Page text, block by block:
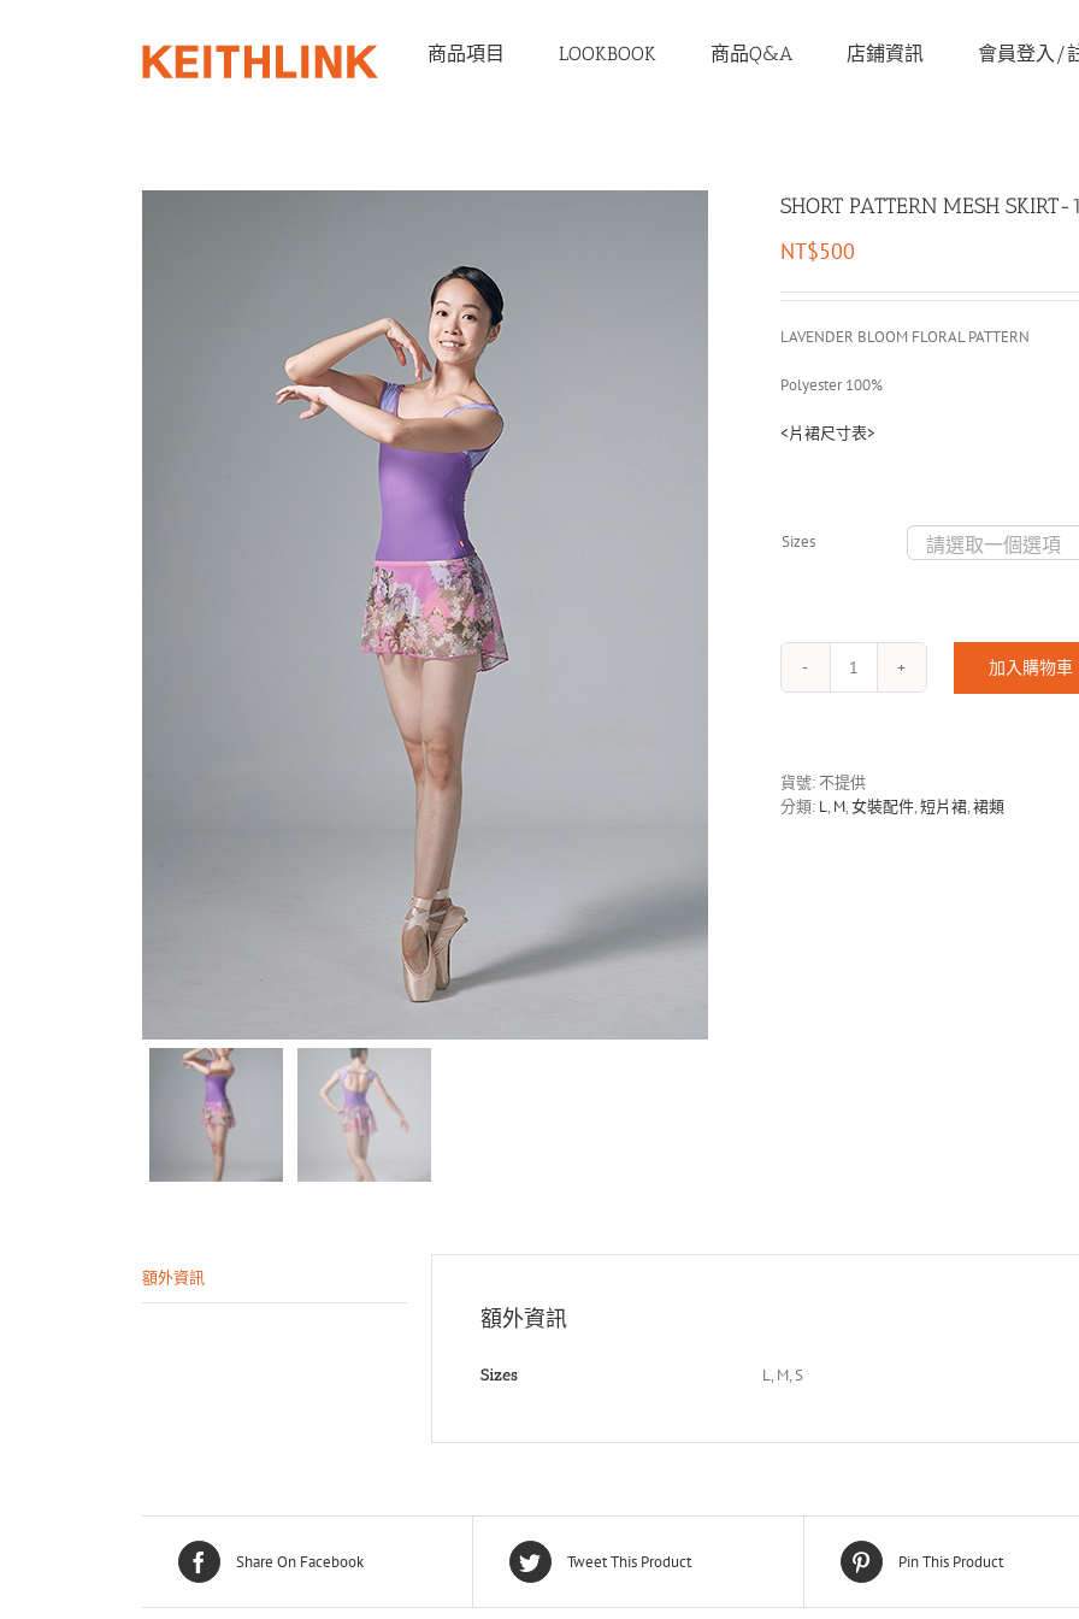
商品項目 LOOKBOOK 商品Q&A 店鋪資訊 會員登入/
SHORT PATTERN MESH SKIRT-
NT$500
LAVENDER BLOOM FLORAL PATTERN
Polyester 100%
<片裙尺寸表>
Sizes
SHORT
1803
數
加入購物車
貨號:不提供
分類: L, M,女裝配件,短片裙,裙類
額外資訊
額外資訊
Sizes L, M, S
Share On Facebook Tweet This Product Pin This Product